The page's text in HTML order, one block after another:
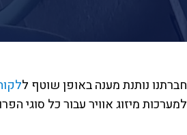
חברתנו נותנת מענה באופן שוטף ל
למערכות מיזוג אוויר עבור כל סוגי